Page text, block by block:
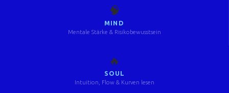
🧠
MIND
Mentale Stärke & Risikobewusstsein
🔥
SOUL
Intuition, Flow & Kurven lesen